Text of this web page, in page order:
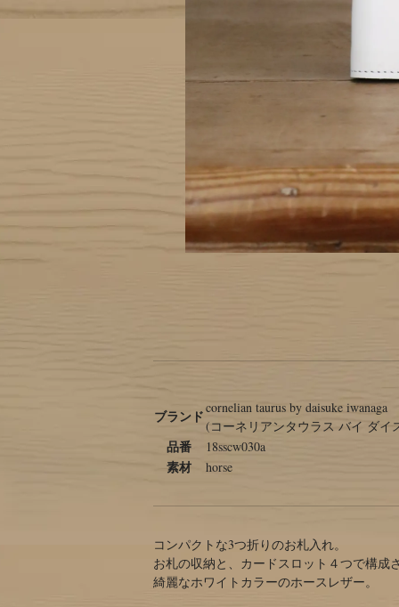
ブランドcornelian taurus by daisuke iwanaga
(コーネリアンタウラス バイ ダイ
品番 18sscw030a
素材 horse
コンパクトな3つ折りのお札入れ。
お札の収納と、カードスロット４つで構成
綺麗なホワイトカラーのホースレザー。